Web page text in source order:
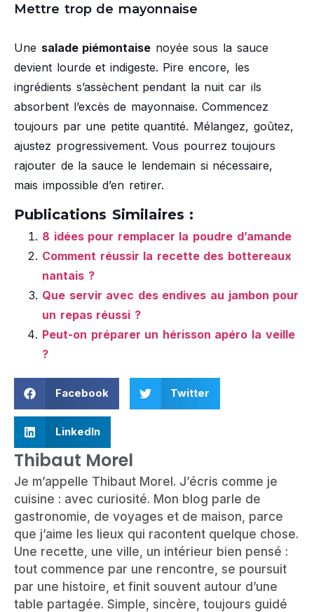
Mettre trop de mayonnaise
Une salade piémontaise noyée sous la sauce
devient lourde et indigeste. Pire encore, les
ingrédients s’assèchent pendant la nuit car ils
absorbent l’excès de mayonnaise. Commencez
toujours par une petite quantité. Mélangez, goûtez,
ajustez progressivement. Vous pourrez toujours
rajouter de la sauce le lendemain si nécessaire,
mais impossible d’en retirer.
Publications Similaires :
8 idées pour remplacer la poudre d’amande
Comment réussir la recette des bottereaux
nantais ?
Que servir avec des endives au jambon pour
un repas réussi ?
Peut-on préparer un hérisson apéro la veille
?
Facebook Twitter
LinkedIn
Thibaut Morel
Je m’appelle Thibaut Morel. J’écris comme je
cuisine : avec curiosité. Mon blog parle de
gastronomie, de voyages et de maison, parce
que j’aime les lieux qui racontent quelque chose.
Une recette, une ville, un intérieur bien pensé :
tout commence par une rencontre, se poursuit
par une histoire, et finit souvent autour d’une
table partagée. Simple, sincère, toujours guidé